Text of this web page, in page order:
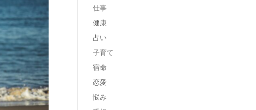
仕事
健康
占い
子育て
宿命
恋愛
悩み